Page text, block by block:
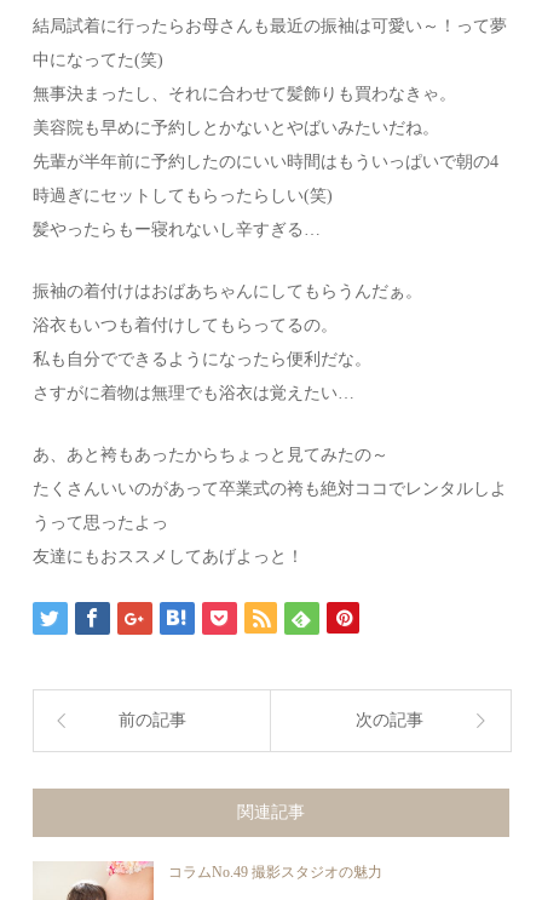
結局試着に行ったらお母さんも最近の振袖は可愛い～！って夢
中になってた(笑)
無事決まったし、それに合わせて髪飾りも買わなきゃ。
美容院も早めに予約しとかないとやばいみたいだね。
先輩が半年前に予約したのにいい時間はもういっぱいで朝の4
時過ぎにセットしてもらったらしい(笑)
髪やったらもー寝れないし辛すぎる…
振袖の着付けはおばあちゃんにしてもらうんだぁ。
浴衣もいつも着付けしてもらってるの。
私も自分でできるようになったら便利だな。
さすがに着物は無理でも浴衣は覚えたい…
あ、あと袴もあったからちょっと見てみたの～
たくさんいいのがあって卒業式の袴も絶対ココでレンタルしよ
うって思ったよっ
友達にもおススメしてあげよっと！
前の記事 次の記事
関連記事
コラムNo.49 撮影スタジオの魅力